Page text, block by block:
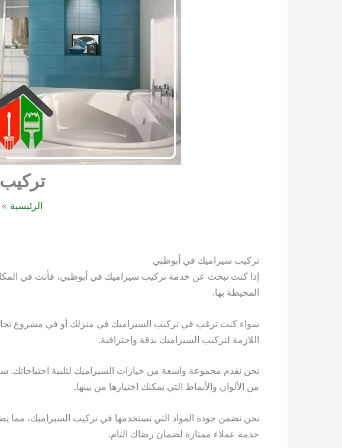
الرئيسية
تركيب سيراميك في أبوظبي
إذا كنت تبحث عن خدمة تركيب سيراميك في أبوظبي، فأنت في
المحيطة بها.
سواء كنت ترغب في تركيب السيراميك في منزلك أو في مشروع
اللازمة لتركيب السيراميك بدقة واحترافية.
نحن نقدم مجموعة واسعة من خيارات السيراميك لتلبية احتياجاتك.
من الألوان والأنماط التي يمكنك اختيارها من بينها.
نحن نضمن جودة المواد التي نستخدمها في تركيب السيراميك، مما
خدمة عملاء ممتازة لضمان رضاك التام.